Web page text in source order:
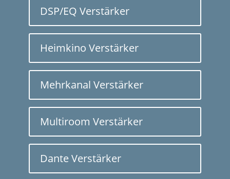
DSP/EQ Verstärker
Heimkino Verstärker
Mehrkanal Verstärker
Multiroom Verstärker
Dante Verstärker